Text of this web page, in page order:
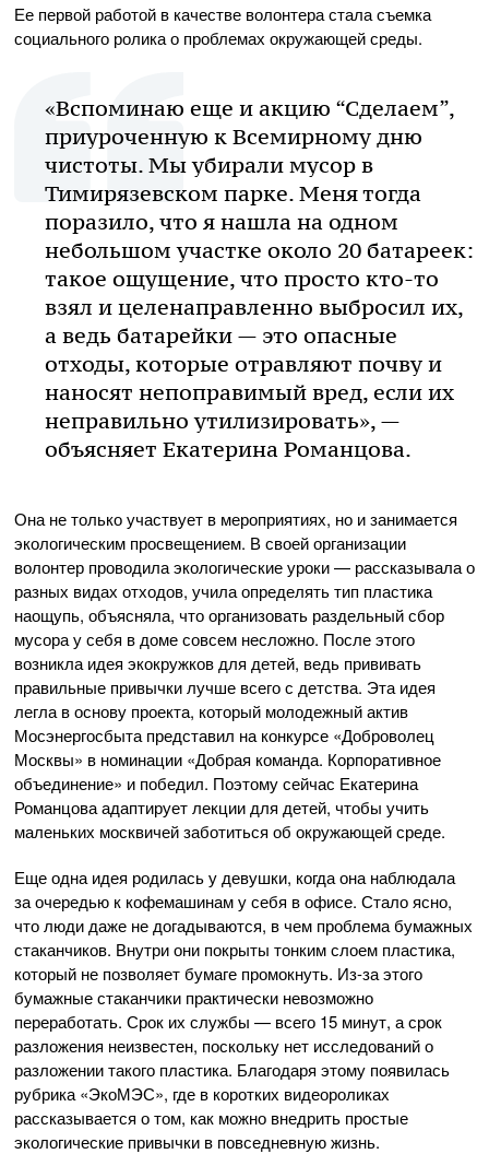
Ее первой работой в качестве волонтера стала съемка
социального ролика о проблемах окружающей среды.
«Вспоминаю еще и акцию “Сделаем”,
приуроченную к Всемирному дню
чистоты. Мы убирали мусор в
Тимирязевском парке. Меня тогда
поразило, что я нашла на одном
небольшом участке около 20 батареек:
такое ощущение, что просто кто-то
взял и целенаправленно выбросил их,
а ведь батарейки — это опасные
отходы, которые отравляют почву и
наносят непоправимый вред, если их
неправильно утилизировать», —
объясняет Екатерина Романцова.
Она не только участвует в мероприятиях, но и занимается
экологическим просвещением. В своей организации
волонтер проводила экологические уроки — рассказывала о
разных видах отходов, учила определять тип пластика
наощупь, объясняла, что организовать раздельный сбор
мусора у себя в доме совсем несложно. После этого
возникла идея экокружков для детей, ведь прививать
правильные привычки лучше всего с детства. Эта идея
легла в основу проекта, который молодежный актив
Мосэнергосбыта представил на конкурсе «Доброволец
Москвы» в номинации «Добрая команда. Корпоративное
объединение» и победил. Поэтому сейчас Екатерина
Романцова адаптирует лекции для детей, чтобы учить
маленьких москвичей заботиться об окружающей среде.
Еще одна идея родилась у девушки, когда она наблюдала
за очередью к кофемашинам у себя в офисе. Стало ясно,
что люди даже не догадываются, в чем проблема бумажных
стаканчиков. Внутри они покрыты тонким слоем пластика,
который не позволяет бумаге промокнуть. Из-за этого
бумажные стаканчики практически невозможно
переработать. Срок их службы — всего 15 минут, а срок
разложения неизвестен, поскольку нет исследований о
разложении такого пластика. Благодаря этому появилась
рубрика «ЭкоМЭС», где в коротких видеороликах
рассказывается о том, как можно внедрить простые
экологические привычки в повседневную жизнь.